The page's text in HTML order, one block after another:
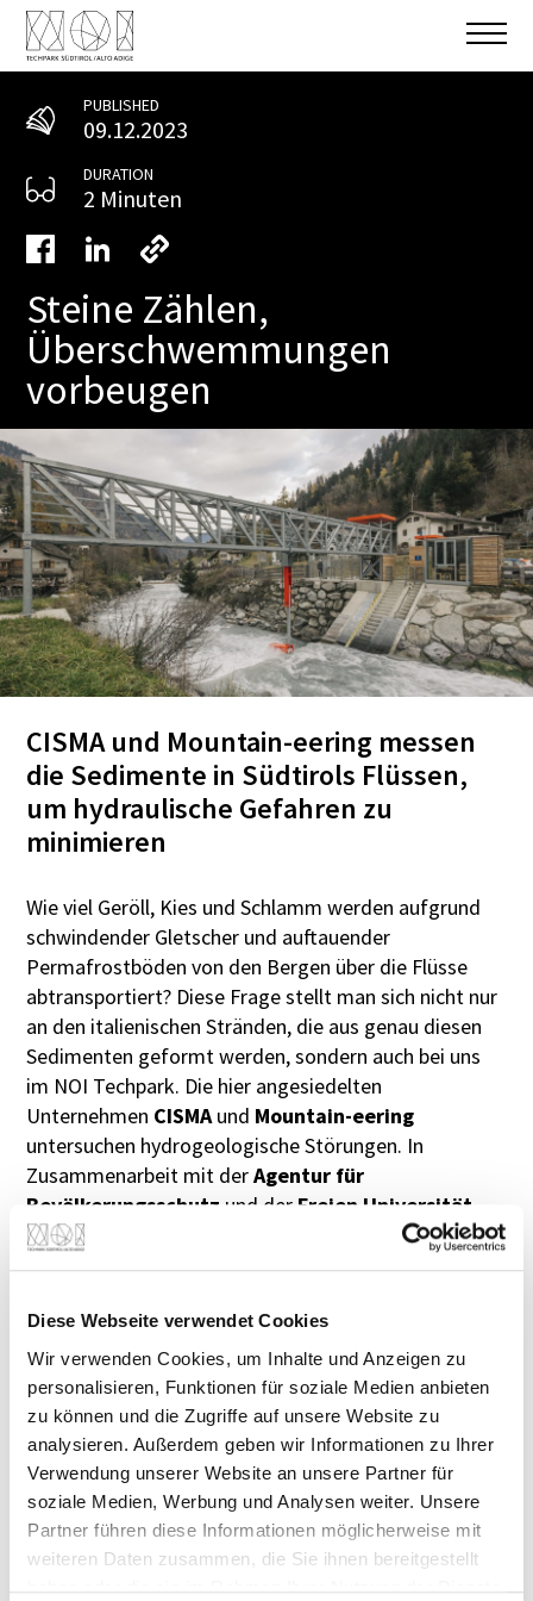
Diese Webseite verwendet Cookies
Wir verwenden Cookies, um Inhalte und Anzeigen zu
personalisieren, Funktionen für soziale Medien anbieten
zu können und die Zugriffe auf unsere Website zu
analysieren. Außerdem geben wir Informationen zu Ihrer
Verwendung unserer Website an unsere Partner für
soziale Medien, Werbung und Analysen weiter. Unsere
Partner führen diese Informationen möglicherweise mit
weiteren Daten zusammen, die Sie ihnen bereitgestellt
PUBLISHED
09.12.2023
DURATION
2 Minuten
Steine Zählen,
Überschwemmungen
vorbeugen
CISMA und Mountain-eering messen
die Sedimente in Südtirols Flüssen,
um hydraulische Gefahren zu
minimieren
Wie viel Geröll, Kies und Schlamm werden aufgrund
schwindender Gletscher und auftauender
Permafrostböden von den Bergen über die Flüsse
abtransportiert? Diese Frage stellt man sich nicht nur
an den italienischen Stränden, die aus genau diesen
Sedimenten geformt werden, sondern auch bei uns
im NOI Techpark. Die hier angesiedelten
Unternehmen CISMAund Mountain-eering
untersuchen hydrogeologische Störungen. In
Zusammenarbeit mit derAgentur für
Bevölkerungsschutz und der Freien Universität
Bozen haben sie ein neues System zur Messung der
Wasser- und Gesteinsbewegungen entlang alpiner
Informationen und nicht nur Schätzungen liefert. Das
System, das aktuell am Suldenbach getestet wird,
ermöglicht die datengestützte Beobachtung von
Sedimentbewegungen und die entsprechende
Planung von Infrastrukturen zum Schutz vor
hydraulischen Gefahren. Der Prototyp ist der erste
seiner Art in Italien. Ein von CISMA programmierter
innovativer Algorithmus reduziert die Größe der
gesammelten Daten erheblich und ermöglicht so eine